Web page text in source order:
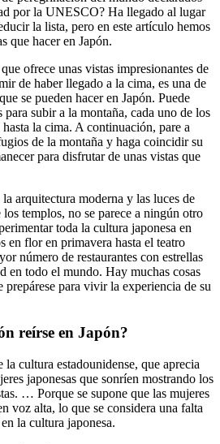
por la UNESCO? Ha llegado al lugar
la lista, pero en este artículo hemos
que hacer en Japón.
ofrece unas vistas impresionantes de
de haber llegado a la cima, es una de
se pueden hacer en Japón. Puede
para subir a la montaña, cada uno de los
la cima. A continuación, pare a
de la montaña y haga coincidir su
para disfrutar de unas vistas que
arquitectura moderna y las luces de
los templos, no se parece a ningún otro
toda la cultura japonesa en
en flor en primavera hasta el teatro
número de restaurantes con estrellas
en todo el mundo. Hay muchas cosas
prepárese para vivir la experiencia de su
reírse en Japón?
cultura estadounidense, que aprecia
japonesas que sonríen mostrando los
… Porque se supone que las mujeres
voz alta, lo que se considera una falta
la cultura japonesa.